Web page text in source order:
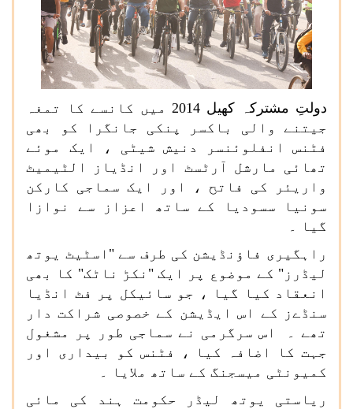
دولتِ مشترکہ کھیل 2014میں کانسے کا تمغہ
جیتنے والی باکسر پنکی جانگرا کو بھی
فٹنس انفلوئنسر دنیش شیٹی ، ایک موئے
تھائی مارشل آرٹسٹ اور انڈیاز الٹیمیٹ
واریئر کی فاتح ، اور ایک سماجی کارکن
سونیا سسودیا کے ساتھ اعزاز سے نوازا
گیا ۔
راہگیری فاؤنڈیشن کی طرف سے "اسٹیٹ یوتھ
لیڈرز" کے موضوع پر ایک "نکڑ ناٹک" کا بھی
انعقاد کیا گیا ، جو سائیکل پر فٹ انڈیا
سنڈےز کے اس ایڈیشن کے خصوصی شراکت دار
تھے ۔ اس سرگرمی نے سماجی طور پر مشغول
جہت کا اضافہ کیا ، فٹنس کو بیداری اور
کمیونٹی میسجنگ کے ساتھ ملایا ۔
ریاستی یوتھ لیڈر حکومت ہند کی مائی